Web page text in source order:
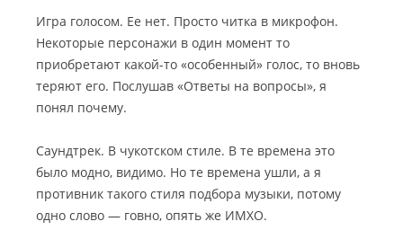
Игра голосом. Ее нет. Просто читка в микрофон.
Некоторые персонажи в один момент то
приобретают какой-то «особенный» голос, то вновь
теряют его. Послушав «Ответы на вопросы», я
понял почему.
Саундтрек. В чукотском стиле. В те времена это
было модно, видимо. Но те времена ушли, а я
противник такого стиля подбора музыки, потому
одно слово — говно, опять же ИМХО.